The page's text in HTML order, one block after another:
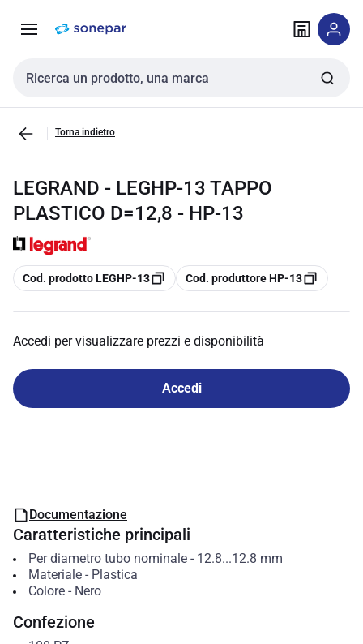
navigazione alla
Cerca input
Torna indietro
LEGRAND - LEGHP-13 TAPPO
PLASTICO D=12,8 - HP-13
copia
Cod. prodotto LEGHP-13 copia
Cod. produttore HP-13
Accedi per visualizzare prezzi e disponibilità
Accedi
Documentazione
Caratteristiche principali
Per diametro tubo nominale- 12.8...12.8 mm
Materiale- Plastica
Colore- Nero
Confezione